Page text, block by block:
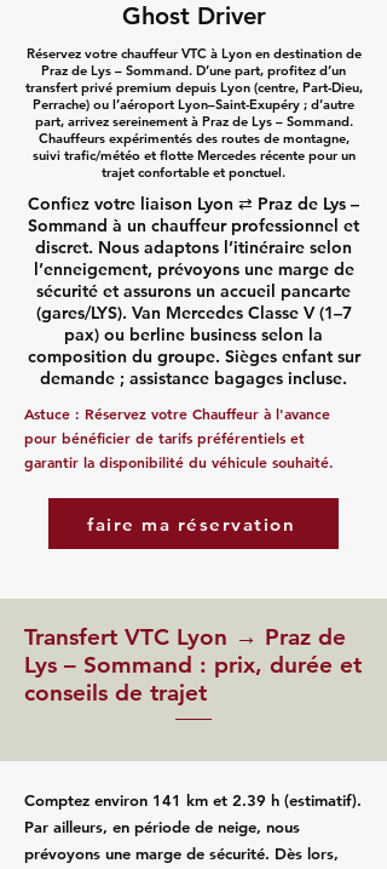
Ghost Driver
Réservez votre chauffeur VTC à Lyon en destination de
Praz de Lys – Sommand. D’une part, profitez d’un
transfert privé premium depuis Lyon (centre, Part-Dieu,
Perrache) ou l’aéroport Lyon–Saint-Exupéry ; d’autre
part, arrivez sereinement à Praz de Lys – Sommand.
Chauffeurs expérimentés des routes de montagne,
suivi trafic/météo et flotte Mercedes récente pour un
trajet confortable et ponctuel.
Confiez votre liaison Lyon ⇄ Praz de Lys –
Sommand à un chauffeur professionnel et
discret. Nous adaptons l’itinéraire selon
l’enneigement, prévoyons une marge de
sécurité et assurons un accueil pancarte
(gares/LYS). Van Mercedes Classe V (1–7
pax) ou berline business selon la
composition du groupe. Sièges enfant sur
demande ; assistance bagages incluse.
Astuce : Réservez votre Chauffeur à l'avance
pour bénéficier de tarifs préférentiels et
garantir la disponibilité du véhicule souhaité.
faire ma réservation
Transfert VTC Lyon → Praz de
Lys – Sommand : prix, durée et
conseils de trajet
Comptez environ 141 km et 2.39 h (estimatif).
Par ailleurs, en période de neige, nous
prévoyons une marge de sécurité. Dès lors,